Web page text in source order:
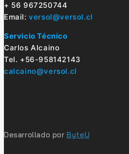
+ 56 967250744
Email:versol@versol.cl
Servicio Técnico
Carlos Alcaino
Tel. +56-958142143
calcaino@versol.cl
Desarrollado porByteU